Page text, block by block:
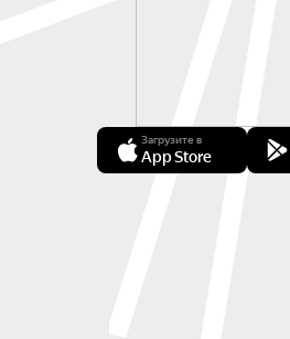
Загрузите в
App Store